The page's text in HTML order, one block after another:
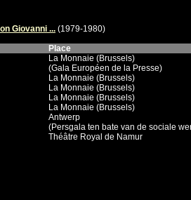
Giovanni ... (1979-1980)
Place
La Monnaie (Brussels)
(Gala Européen de la Presse)
La Monnaie (Brussels)
La Monnaie (Brussels)
La Monnaie (Brussels)
La Monnaie (Brussels)
Antwerp
(Persgala ten bate van de sociale
Théâtre Royal de Namur